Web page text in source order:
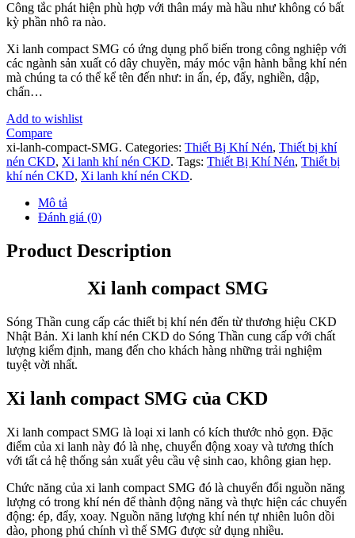
Công tắc phát hiện phù hợp với thân máy mà hầu như không có bất
kỳ phần nhô ra nào.
Xi lanh compact SMG có ứng dụng phổ biến trong công nghiệp với
các ngành sản xuất có dây chuyền, máy móc vận hành bằng khí nén
mà chúng ta có thể kể tên đến như: in ấn, ép, đẩy, nghiền, dập,
chấn…
Add to wishlist
Compare
xi-lanh-compact-SMG. Categories: Thiết Bị Khí Nén, Thiết bị khí
nén CKD, Xi lanh khí nén CKD. Tags: Thiết Bị Khí Nén, Thiết bị
khí nén CKD, Xi lanh khí nén CKD.
Mô tả
Đánh giá (0)
Product Description
Xi lanh compact SMG
Sóng Thần cung cấp các thiết bị khí nén đến từ thương hiệu CKD
Nhật Bản. Xi lanh khí nén CKD do Sóng Thần cung cấp với chất
lượng kiểm định, mang đến cho khách hàng những trải nghiệm
tuyệt vời nhất.
Xi lanh compact SMG của CKD
Xi lanh compact SMG là loại xi lanh có kích thước nhỏ gọn. Đặc
điểm của xi lanh này đó là nhẹ, chuyển động xoay và tương thích
với tất cả hệ thống sản xuất yêu cầu vệ sinh cao, không gian hẹp.
Chức năng của xi lanh compact SMG đó là chuyển đổi nguồn năng
lượng có trong khí nén để thành động năng và thực hiện các chuyển
động: ép, đẩy, xoay. Nguồn năng lượng khí nén tự nhiên luôn dồi
dào, phong phú chính vì thế SMG được sử dụng nhiều.